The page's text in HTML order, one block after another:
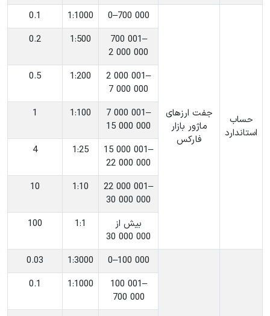
حساب
استاندارد
جفت ارزهای
ماژور بازار
فارکس
‎0–700 000
‎1:1000
0.1
‎700 001–
2 000 000
‎1:500
0.2
‎2 000 001–
7 000 000
‎1:200
0.5
‎7 000 001–
15 000 000
‎1:100
1
‎15 000 001–
22 000 000
‎1:25
4
‎22 000 001–
30 000 000
‎1:10
10
‎بیش از
30 000 000
‎1:1
100
‎0–100 000
‎1:3000
0.03
‎100 001–
700 000
‎1:1000
0.1